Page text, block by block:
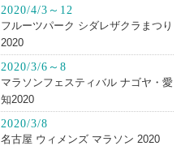
2020/4/3～12
フルーツパーク シダレザクラまつり
2020
2020/3/6～8
マラソンフェスティバル ナゴヤ・愛
知2020
2020/3/8
名古屋 ウィメンズ マラソン 2020